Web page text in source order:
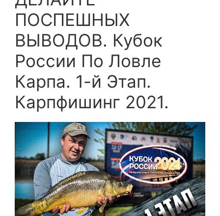
ПОСПЕШНЫХ
ВЫВОДОВ. Кубок
России По Ловле
Карпа. 1-й Этап.
Карпфишинг 2021.